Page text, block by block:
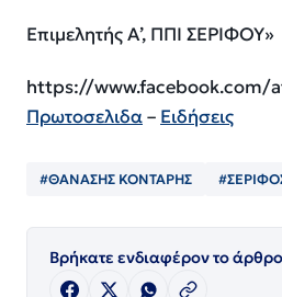
Επιμελητής Α’, ΠΠΙ ΣΕΡΙΦΟΥ»
https://www.facebook.com/
Πρωτοσελιδα– Ειδήσεις
#ΘΑΝΑΣΗΣ ΚΟΝΤΑΡΗΣ
Βρήκατε ενδιαφέρον το